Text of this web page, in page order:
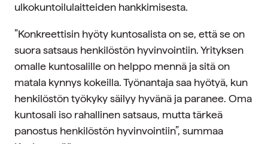
ulkokuntoilulaitteiden hankkimisesta.
”Konkreettisin hyöty kuntosalista on se, että se on
suora satsaus henkilöstön hyvinvointiin. Yrityksen
omalle kuntosalille on helppo mennä ja sitä on
matala kynnys kokeilla. Työnantaja saa hyötyä, kun
henkilöstön työkyky säilyy hyvänä ja paranee. Oma
kuntosali iso rahallinen satsaus, mutta tärkeä
panostus henkilöstön hyvinvointiin”, summaa